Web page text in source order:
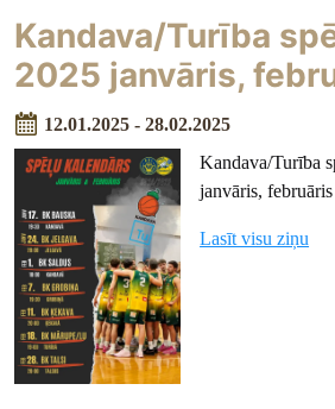
Kandava/Turība
2025 janvāris,
12.01.2025 - 28.02.2025
Kandava/Turība
janvāris, februāris
Lasīt visu ziņu